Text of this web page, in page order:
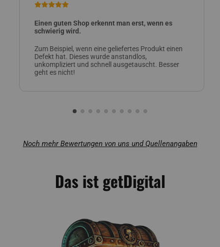
Einen guten Shop erkennt man erst, wenn es
schwierig wird.
Zum Beispiel, wenn eine geliefertes Produkt einen
Defekt hat. Dieses wurde anstandlos,
unkompliziert und schnell ausgetauscht. Besser
geht es nicht!
Noch mehr Bewertungen von uns und Quellenangaben
Das ist getDigital